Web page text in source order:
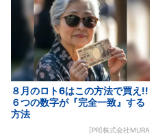
８月のロト6はこの方法で買え!!
６つの数字が『完全一致』する
方法
[PR]株式会社MURA